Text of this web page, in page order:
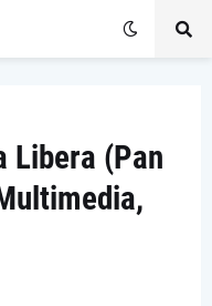
Libera (Pan